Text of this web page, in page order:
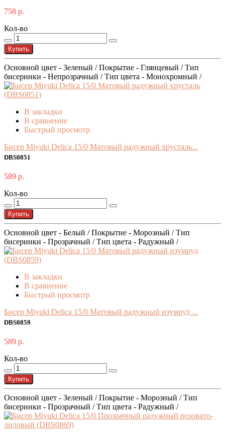
758 р.
Кол-во
Купить
Основной цвет - Зеленый / Покрытие - Глянцевый / Тип
бисеринки - Непрозрачный / Тип цвета - Монохромный /
В закладки
В сравнение
Быстрый просмотр
Бисер Miyuki Delica 15/0 Матовый радужный хрусталь...
DBS0851
589 р.
Кол-во
Купить
Основной цвет - Белый / Покрытие - Морозный / Тип
бисеринки - Прозрачный / Тип цвета - Радужный /
В закладки
В сравнение
Быстрый просмотр
Бисер Miyuki Delica 15/0 Матовый радужный изумруд ...
DBS0859
589 р.
Кол-во
Купить
Основной цвет - Зеленый / Покрытие - Морозный / Тип
бисеринки - Прозрачный / Тип цвета - Радужный /